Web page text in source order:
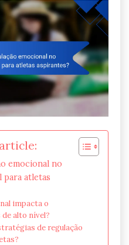
emocional no
atletas
impacta o
alto nível?
de regulação